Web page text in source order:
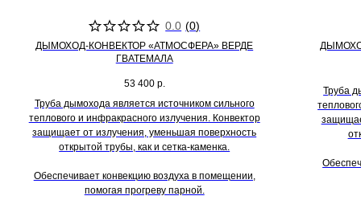
0.0 (0)
ДЫМОХОД-КОНВЕКТОР «АТМОСФЕРА» ВЕРДЕ
ГВАТЕМАЛА
53 400 р.
Труба дымохода является источником сильного
теплового и инфракрасного излучения. Конвектор
защищает от излучения, уменьшая поверхность
открытой трубы, как и сетка-каменка.
Обеспечивает конвекцию воздуха в помещении,
помогая прогреву парной.
Труба